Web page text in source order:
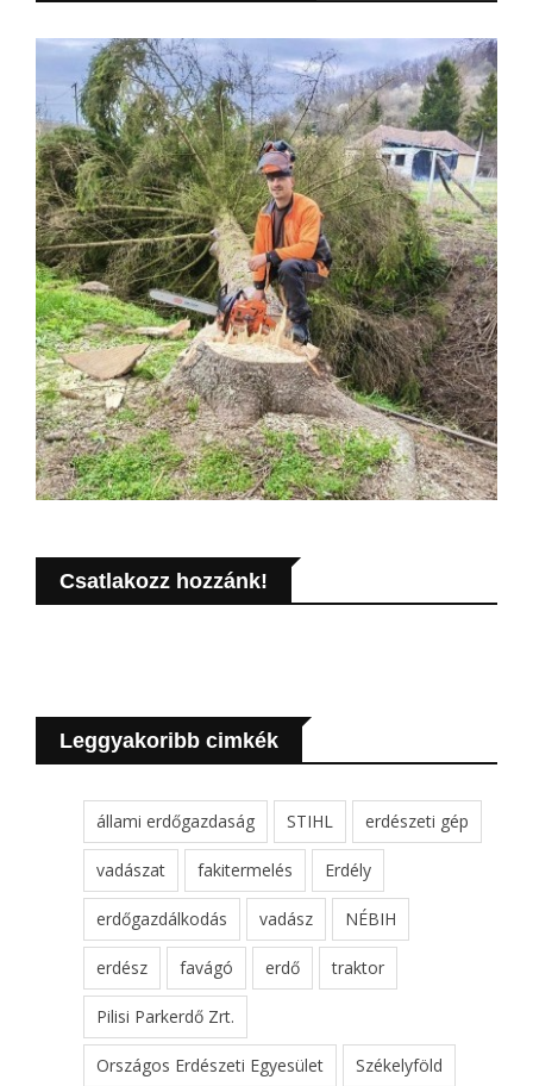
Csatlakozz hozzánk!
Leggyakoribb cimkék
állami erdőgazdaság STIHL erdészeti gép
vadászat fakitermelés Erdély
erdőgazdálkodás vadász NÉBIH
erdész favágó erdő traktor
Pilisi Parkerdő Zrt.
Országos Erdészeti Egyesület Székelyföld